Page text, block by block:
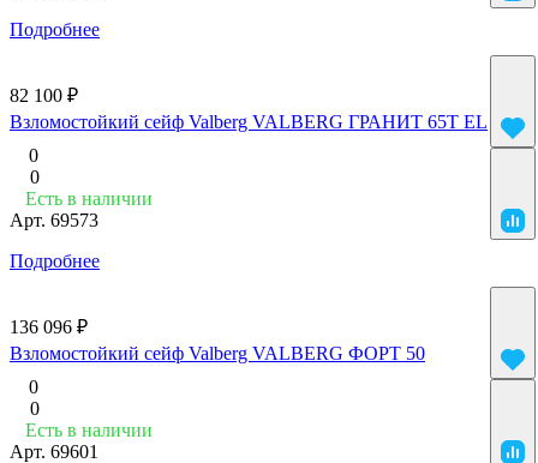
Подробнее
82 100 ₽
Взломостойкий сейф Valberg VALBERG ГРАНИТ 65Т EL
0
0
Есть в наличии
Арт. 69573
Подробнее
136 096 ₽
Взломостойкий сейф Valberg VALBERG ФОРТ 50
0
0
Есть в наличии
Арт. 69601